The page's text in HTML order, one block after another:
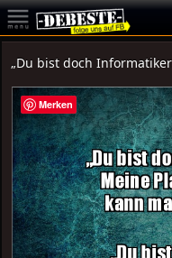
„Du bist doch
Merken